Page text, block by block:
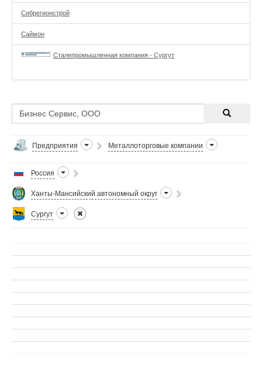
Сибрегионстрой
Саймон
Сталепромышленная компания - Сургут
Предприятия Металлоторговые компании
Россия
Ханты-Мансийский автономный округ
Сургут